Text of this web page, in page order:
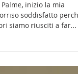
inizio la mia
siamo riusciti a far...